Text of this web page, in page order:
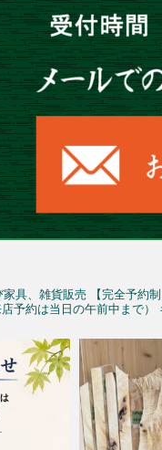
具、雑貨販売 【完全予約制
予約は当日の午前中まで）